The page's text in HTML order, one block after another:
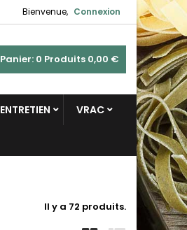
Bienvenue, Connexion
Panier: 0 Produits 0,00 €
ENTRETIEN VRAC
Il y a 72 produits.